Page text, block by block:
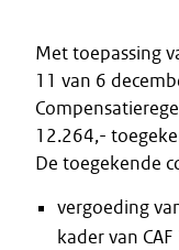
Met toepassing
11 van 6
12.264,-
De toegekende
vergoeding
kader van